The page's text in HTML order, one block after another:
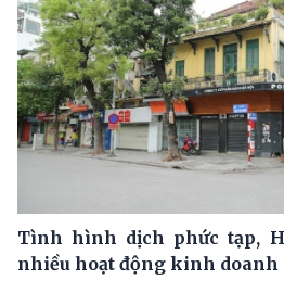
Tình hình dịch phức tạp,
nhiều hoạt động kinh doanh